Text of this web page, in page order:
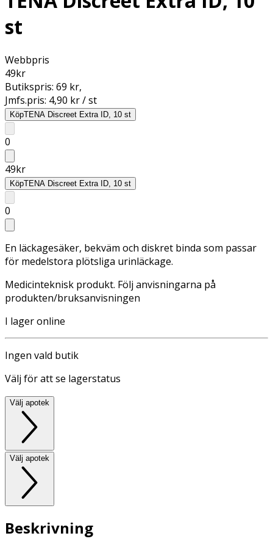
st
Webbpris
49kr
Butikspris: 69 kr,
Jmfs.pris: 4,90 kr / st
KöpTENA Discreet Extra ID, 10 st
0
49kr
KöpTENA Discreet Extra ID, 10 st
0
En läckagesäker, bekväm och diskret binda som passar
för medelstora plötsliga urinläckage.
Medicinteknisk produkt. Följ anvisningarna på
produkten/bruksanvisningen
I lager online
Ingen vald butik
Välj för att se lagerstatus
Välj apotek
Välj apotek
Beskrivning